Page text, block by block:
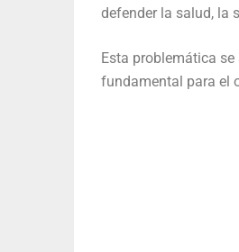
defender la salud, la
Esta problemática
fundamental para el